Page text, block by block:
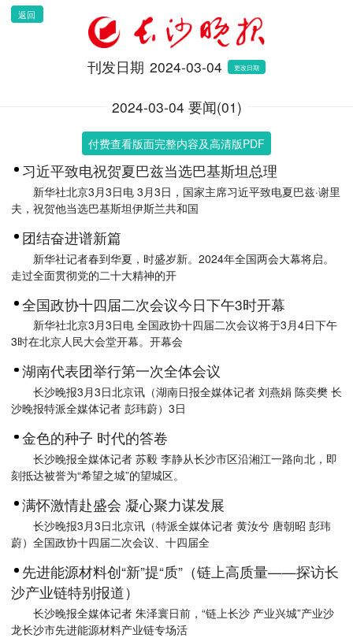
返回
刊发日期 2024-03-04 更改日期
2024-03-04 要闻(01)
付费查看版面完整内容及高清版PDF
习近平致电祝贺夏巴兹当选巴基斯坦总理
新华社北京3月3日电 3月3日，国家主席习近平致电夏巴兹·谢里
夫，祝贺他当选巴基斯坦伊斯兰共和国
团结奋进谱新篇
新华社记者春到华夏，时盛岁新。2024年全国两会大幕将启。
走过全面贯彻党的二十大精神的开
全国政协十四届二次会议今日下午3时开幕
新华社北京3月3日电 全国政协十四届二次会议将于3月4日下午
3时在北京人民大会堂开幕。开幕会
湖南代表团举行第一次全体会议
长沙晚报3月3日北京讯（湖南日报全媒体记者 刘燕娟 陈奕樊 长
沙晚报特派全媒体记者 彭玮蔚）3日
金色的种子 时代的答卷
长沙晚报全媒体记者 苏毅 李静从长沙市区沿湘江一路向北，即
刻抵达被誉为“希望之城”的望城区。
满怀激情赴盛会 凝心聚力谋发展
长沙晚报3月3日北京讯（特派全媒体记者 黄汝兮 唐朝昭 彭玮
蔚）全国政协十四届二次会议、十四届全
先进能源材料创“新”提“质”（链上高质量——探访长
沙产业链特别报道）
长沙晚报全媒体记者 朱泽寰日前，“链上长沙 产业兴城”产业沙
龙长沙市先进能源材料产业链专场活